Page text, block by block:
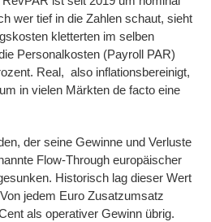
wer tief in die Zahlen schaut, sieht
kletterten im selben
Personalkosten (Payroll PAR)
Real, also inflationsbereinigt,
in vielen Märkten de facto eine
der seine Gewinne und Verluste
Flow-Through europäischer
Historisch lag dieser Wert
jedem Euro Zusatzumsatz
als operativer Gewinn übrig.